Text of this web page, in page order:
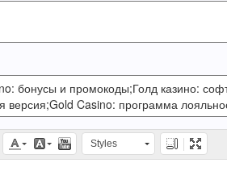
Styles